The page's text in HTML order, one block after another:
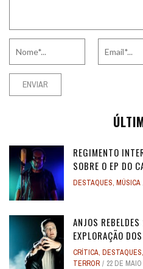
REGIMENTO
SOBRE O EP DO
DESTAQUES, MÚSICA
ANJOS
EXPLORAÇÃO
CRÍTICA, DESTAQUES,
TERROR
22 DE